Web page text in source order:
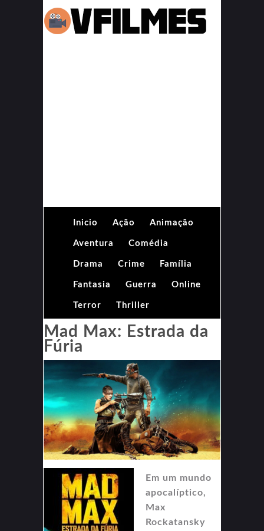
Inicio Ação Animação
Aventura Comédia
Drama Crime Família
Fantasia Guerra Online
Terror Thriller
Mad Max: Estrada da
Fúria
Em um mundo
apocalíptico,
Max
Rockatansky